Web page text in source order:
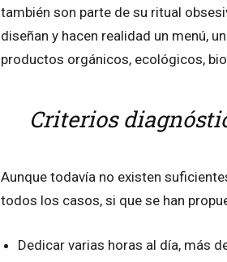
también son parte de su ritual
diseñan y hacen realidad un menú,
productos orgánicos, ecológicos,
Criterios
Aunque todavía no existen
todos los casos, si que se han
Dedicar varias horas al día, más